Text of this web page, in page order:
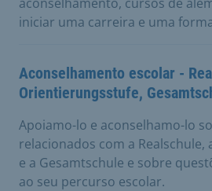
iniciar uma carreira e uma
Aconselhamento escolar -
Orientierungsstufe,
Apoiamo-lo e aconselhamo-lo
relacionados com a
e a Gesamtschule e sobre
ao seu percurso escolar.